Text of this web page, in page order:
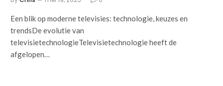
Een blik op moderne televisies: technologie, keuzes en
trendsDe evolutie van
televisietechnologieTelevisietechnologie heeft de
afgelopen…